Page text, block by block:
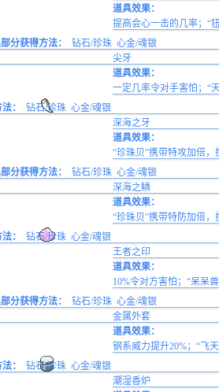
道具效果：
提高会心一击的几率；“
分获得方法：
钻石/珍珠 心金/魂银
尖牙
道具效果：
一定几率令对手害怕；“
：
钻石/珍珠 心金/魂银
深海之牙
道具效果：
“珍珠贝”携带特攻加倍，
分获得方法：
钻石/珍珠 心金/魂银
深海之鳞
道具效果：
“珍珠贝”携带特防加倍，
：
钻石/珍珠 心金/魂银
王者之印
道具效果：
10%令对方害怕；“呆呆
分获得方法：
钻石/珍珠 心金/魂银
金属外套
道具效果：
钢系威力提升20%；“飞
：
钻石/珍珠 心金/魂银
潮湿香炉